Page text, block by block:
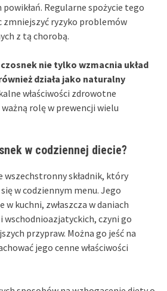
Regularne spożycie tego
zmniejszyć ryzyko problemów
z tą chorobą.
nie tylko wzmacnia układ
działa jako naturalny
właściwości zdrowotne
rolę w prewencji wielu
w codziennej diecie?
wszechstronny składnik, który
w codziennym menu. Jego
kuchni, zwłaszcza w daniach
czyni go
przypraw. Można go jeść na
jego cenne właściwości